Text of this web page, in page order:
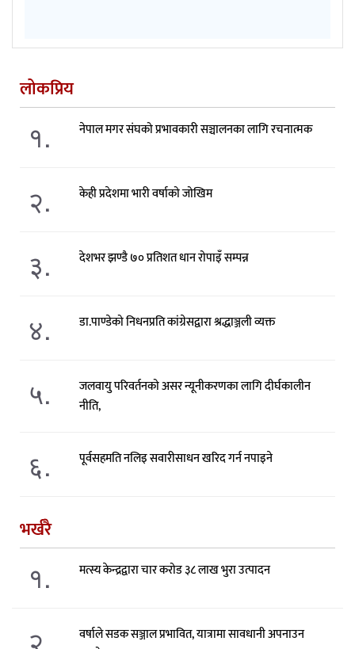
लोकप्रिय
१. नेपाल मगर संघको प्रभावकारी सञ्चालनका लागि रचनात्मक
२. केही प्रदेशमा भारी वर्षाको जोखिम
३. देशभर झण्डै ७० प्रतिशत धान रोपाइँ सम्पन्न
४. डा.पाण्डेको निधनप्रति कांग्रेसद्वारा श्रद्धाञ्जली व्यक्त
५.
जलवायु परिवर्तनको असर न्यूनीकरणका लागि दीर्घकालीन
नीति,
६. पूर्वसहमति नलिइ सवारीसाधन खरिद गर्न नपाइने
भर्खरै
१. मत्स्य केन्द्रद्वारा चार करोड ३८ लाख भुरा उत्पादन
२.
वर्षाले सडक सञ्जाल प्रभावित, यात्रामा सावधानी अपनाउन